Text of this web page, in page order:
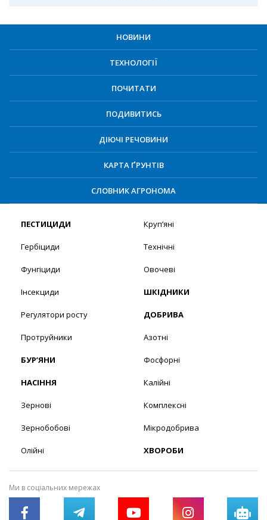
НОВИНИ
ТЕХНОЛОГІЇ
ПОЧИТАТИ
ПОДИВИТИСЬ
ДІЮЧІ РЕЧОВИНИ
КАРТА ҐРУНТІВ
СЛОВНИК АГРОНОМА
ПЕСТИЦИДИ
Гербіциди
Фунгіциди
Інсекциди
Регулятори росту
Протруйники
БУР’ЯНИ
НАСІННЯ
Зернові
Зернобобові
Олійні
Круп’яні
Технічні
Овочеві
ШКІДНИКИ
ДОБРИВА
Азотні
Фосфорні
Калійні
Комплексні
Мікродобрива
ХВОРОБИ
Ми в соціальних мережах